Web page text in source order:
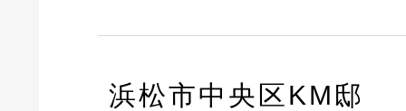
浜松市中央区KM邸